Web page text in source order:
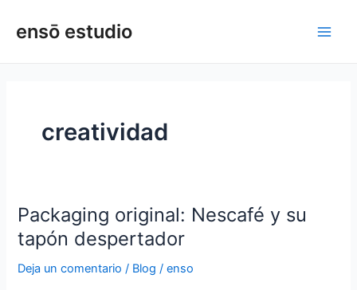
ensō estudio
creatividad
Packaging original: Nescafé y su
tapón despertador
Deja un comentario / Blog /enso
Packaging
original:
Nescafé
y